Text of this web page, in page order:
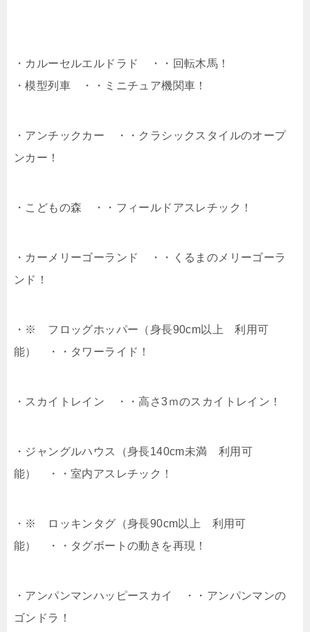
・カルーセルエルドラド ・・回転木馬！
・模型列車 ・・ミニチュア機関車！
・アンチックカー ・・クラシックスタイルのオープ
ンカー！
・こどもの森 ・・フィールドアスレチック！
・カーメリーゴーランド ・・くるまのメリーゴーラ
ンド！
・※ フロッグホッパー（身長90cm以上 利用可
能） ・・タワーライド！
・スカイトレイン ・・高さ3ｍのスカイトレイン！
・ジャングルハウス（身長140cm未満 利用可
能） ・・室内アスレチック！
・※ ロッキンタグ（身長90cm以上 利用可
能） ・・タグボートの動きを再現！
・アンパンマンハッピースカイ ・・アンパンマンの
ゴンドラ！